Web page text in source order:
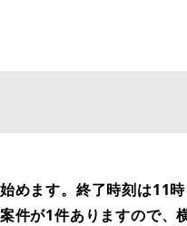
めます。終了時刻は11
件が1件ありますので、